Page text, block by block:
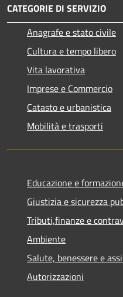
CATEGORIE DI SERVIZIO
Anagrafe e stato civile
Cultura e tempo libero
Vita lavorativa
Imprese e Commercio
Catasto e urbanistica
Mobilità e trasporti
Educazione e
Giustizia e sicurezza
Tributi,finanze e
Ambiente
Salute, benessere e
Autorizzazioni